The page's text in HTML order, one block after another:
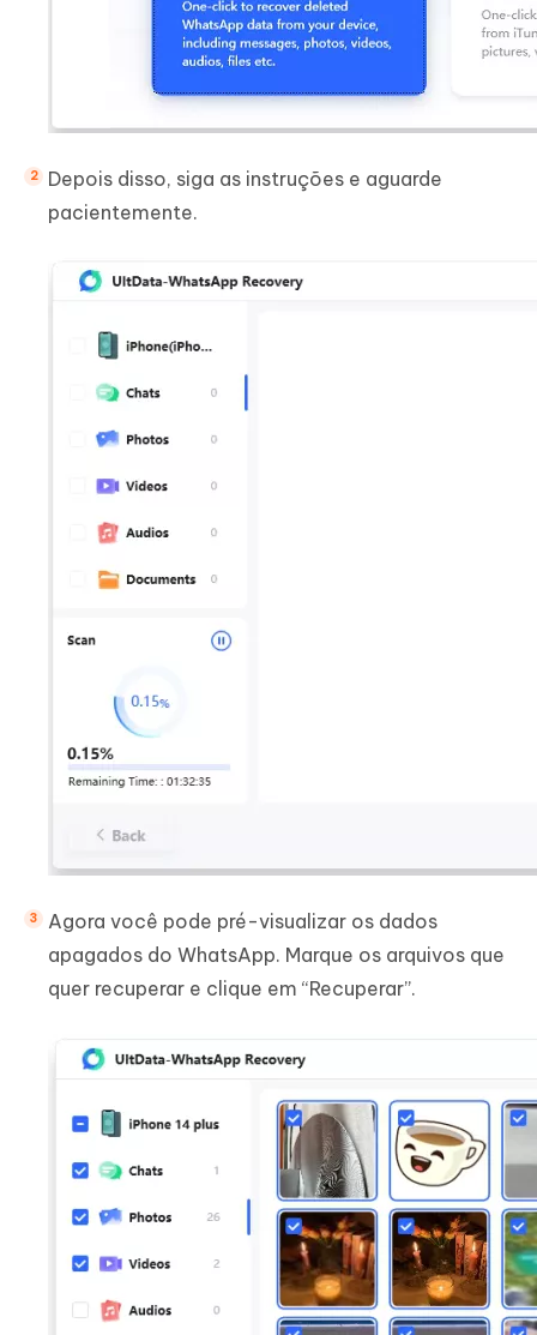
Depois disso, siga as instruções e aguarde
pacientemente.
Agora você pode pré-visualizar os dados
apagados do WhatsApp. Marque os arquivos que
quer recuperar e clique em “Recuperar”.